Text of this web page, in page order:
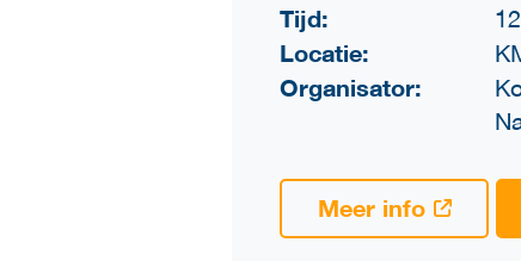
Tijd:
Locatie:
Organisator:
Meer info